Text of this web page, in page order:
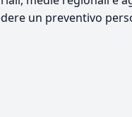
un preventivo